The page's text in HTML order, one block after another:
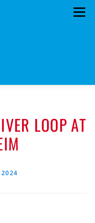
Menü
MITMACHEN!LOOP AT